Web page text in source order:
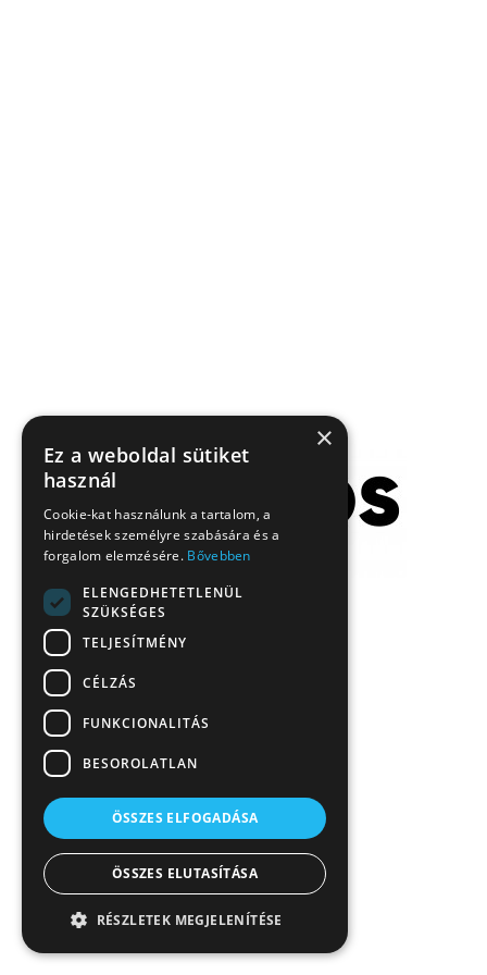
×
Ez a weboldal sütiket
használ
Cookie-kat használunk a tartalom, a
hirdetések személyre szabására és a
forgalom elemzésére. Bővebben
ELENGEDHETETLENÜL
SZÜKSÉGES
TELJESÍTMÉNY
CÉLZÁS
FUNKCIONALITÁS
BESOROLATLAN
ÖSSZES ELFOGADÁSA
ÖSSZES ELUTASÍTÁSA
RÉSZLETEK MEGJELENÍTÉSE